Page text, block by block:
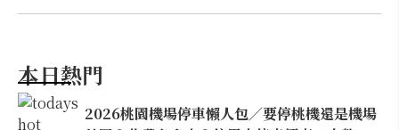
本日熱門
2026桃園機場停車懶人包／要停桃機還是機場